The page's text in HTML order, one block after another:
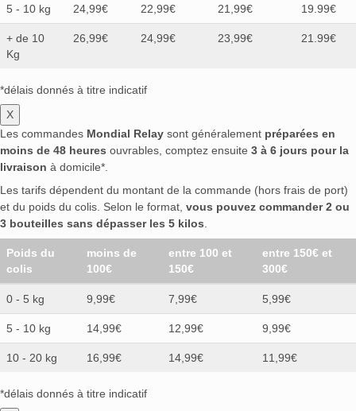
5 - 10 kg 24,99€ 22,99€ 21,99€ 19.99€
+ de 10
Kg
26,99€ 24,99€ 23,99€ 21.99€
*délais donnés à titre indicatif
X
Les commandes Mondial Relay sont généralement préparées en
moins de 48 heures ouvrables, comptez ensuite 3 à 6 jours pour la
livraison à domicile*.
Les tarifs dépendent du montant de la commande (hors frais de port)
et du poids du colis. Selon le format, vous pouvez commander 2 ou
3 bouteilles sans dépasser les 5 kilos.
Poids du
colis
moins de
100€
entre 100 et
150€
entre 150€ et
300€
0 - 5 kg 9,99€ 7,99€ 5,99€
5 - 10 kg 14,99€ 12,99€ 9,99€
10 - 20 kg 16,99€ 14,99€ 11,99€
*délais donnés à titre indicatif